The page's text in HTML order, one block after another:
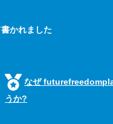
かれました
なぜ
うか?